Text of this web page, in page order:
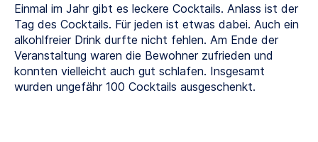
Einmal im Jahr gibt es leckere Cocktails. Anlass ist der
Tag des Cocktails. Für jeden ist etwas dabei. Auch ein
alkohlfreier Drink durfte nicht fehlen. Am Ende der
Veranstaltung waren die Bewohner zufrieden und
konnten vielleicht auch gut schlafen. Insgesamt
wurden ungefähr 100 Cocktails ausgeschenkt.